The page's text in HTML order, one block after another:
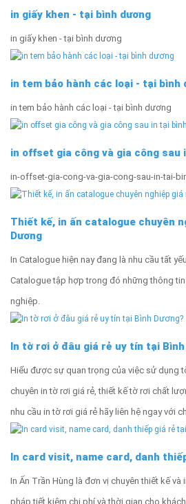
in giấy khen - tại bình dương
in giấy khen - tại bình dương
in tem bảo hành các loại - tại bình
in tem bảo hành các loại - tại bình dương
in offset gia công và gia công sau
in-offset-gia-cong-va-gia-cong-sau-in-tai-
Thiết kế, in ấn catalogue chuyên
Dương
In Catalogue hiện nay đang là nhu cầu tất
Catalogue tập hợp trong đó những thông
nghiệp.
In tờ rơi ở đâu giá rẻ uy tín tại Bình
Hiểu được sự quan trọng của việc sử dụng
chuyên in tờ rơi giá rẻ, thiết kế tờ rơi chất
nhu cầu in tờ rơi giá rẻ hãy liên hệ ngay với
In card visit, name card, danh
In Ấn Trần Hùng là đơn vị chuyên thiết kế và
pháp tiết kiệm chi phí và thời gian cho